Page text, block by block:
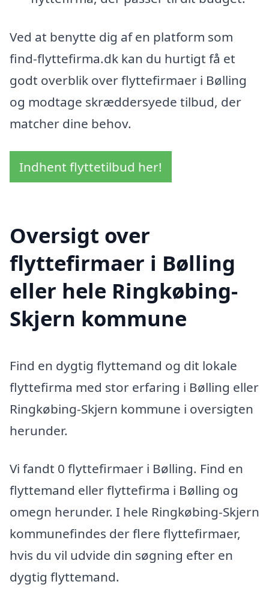
Ved at benytte dig af en platform som
find-flyttefirma.dk kan du hurtigt få et
godt overblik over flyttefirmaer i Bølling
og modtage skræddersyede tilbud, der
matcher dine behov.
Indhent flyttetilbud her!
Oversigt over
flyttefirmaer i Bølling
eller hele Ringkøbing-
Skjern kommune
Find en dygtig flyttemand og dit lokale
flyttefirma med stor erfaring i Bølling eller
Ringkøbing-Skjern kommune i oversigten
herunder.
Vi fandt 0 flyttefirmaer i Bølling. Find en
flyttemand eller flyttefirma i Bølling og
omegn herunder. I hele Ringkøbing-Skjern
kommunefindes der flere flyttefirmaer,
hvis du vil udvide din søgning efter en
dygtig flyttemand.